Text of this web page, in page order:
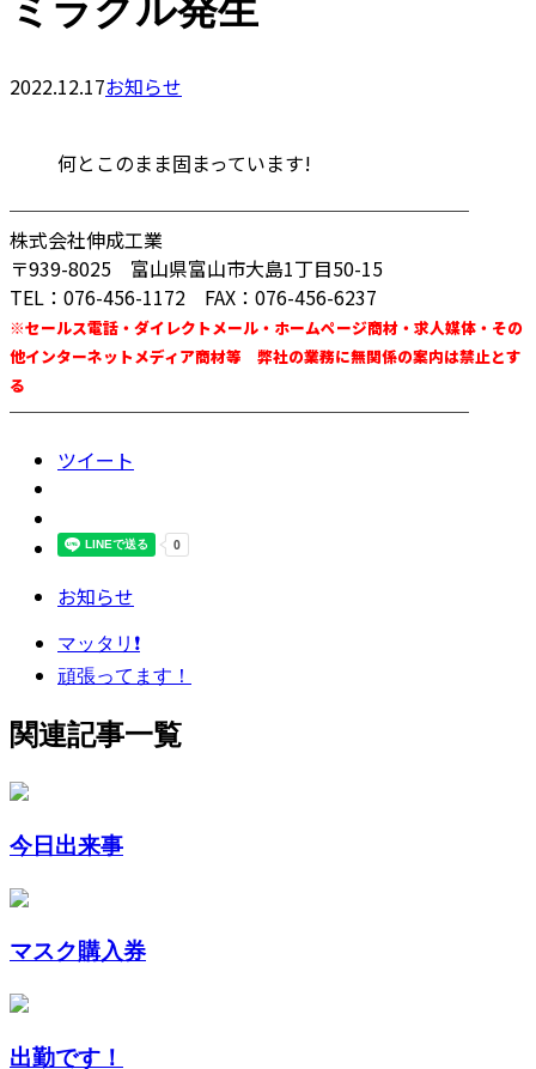
2022.12.17お知らせ
何とこのまま固まっています!
────────────────────────
株式会社伸成工業
〒939-8025 富山県富山市大島1丁目50-15
TEL：076-456-1172 FAX：076-456-6237
※セールス電話・ダイレクトメール・ホームページ商材・求人媒体・その
他インターネットメディア商材等 弊社の業務に無関係の案内は禁止とす
る
────────────────────────
ツイート
お知らせ
マッタリ❗
頑張ってます！
関連記事一覧
今日出来事
マスク購入券
出勤です！